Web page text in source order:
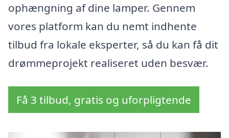
ophængning af dine lamper. Gennem
vores platform kan du nemt indhente
tilbud fra lokale eksperter, så du kan få dit
drømmeprojekt realiseret uden besvær.
Få 3 tilbud, gratis og uforpligtende